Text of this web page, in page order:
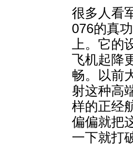
很多人看
076的真
上。它的
飞机起降
畅。以前
射这种高
样的正经
偏偏就把
一下就打